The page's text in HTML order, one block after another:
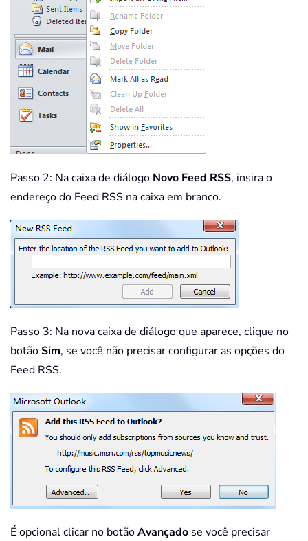
Passo 2: Na caixa de diálogo Novo Feed RSS, insira o
endereço do Feed RSS na caixa em branco.
Passo 3: Na nova caixa de diálogo que aparece, clique no
botãoSim, se você não precisar configurar as opções do
Feed RSS.
É opcional clicar no botãoAvançado se você precisar